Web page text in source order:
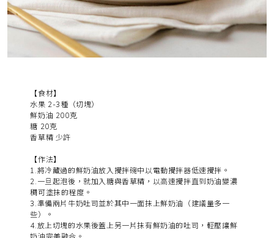
【食材】
水果 2-3種（切塊）
鮮奶油 200克
糖 20克
香草精 少許
【作法】
1.將冷藏過的鮮奶油放入攪拌碗中以電動攪拌器低速攪拌。
2.一旦起泡後，就加入糖與香草精，以高速攪拌直到奶油變濃
稠可塗抹的程度。
3.準備兩片牛奶吐司並於其中一面抹上鮮奶油（建議量多一
些）。
4.放上切塊的水果後蓋上另一片抹有鮮奶油的吐司，輕壓讓鮮